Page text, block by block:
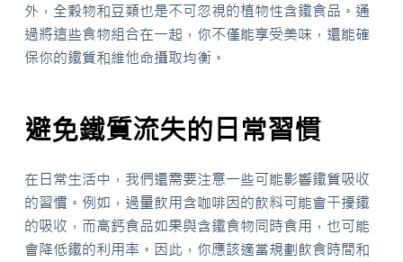
外，全穀物和豆類也是不可忽視的植物性含鐵食品。通
過將這些食物組合在一起，你不僅能享受美味，還能確
保你的鐵質和維他命攝取均衡。
避免鐵質流失的日常習慣
在日常生活中，我們還需要注意一些可能影響鐵質吸收
的習慣。例如，過量飲用含咖啡因的飲料可能會干擾鐵
的吸收，而高鈣食品如果與含鐵食物同時食用，也可能
會降低鐵的利用率。因此，你應該適當規劃飲食時間和